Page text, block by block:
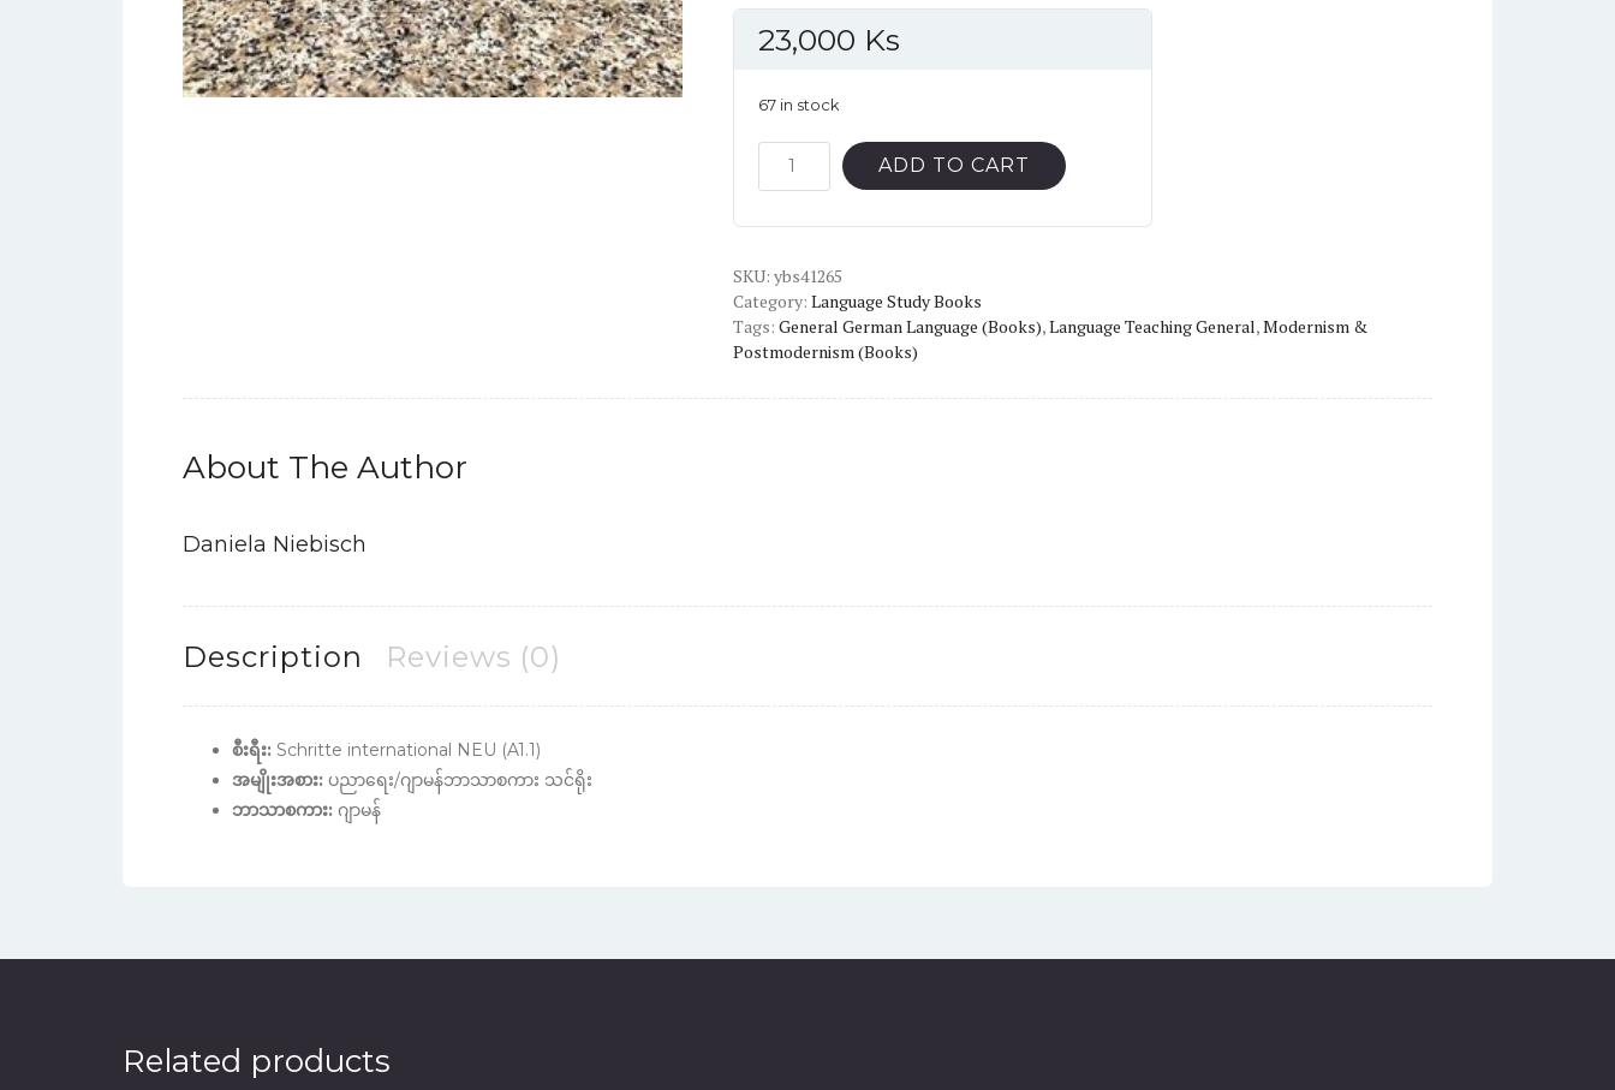
23,000 Ks
67 in stock
Schritte
international
black
and
white
quantity
ADD TO CART
SKU: ybs41265
Category: Language Study Books
Tags: General German Language (Books),Language Teaching General,Modernism &
Postmodernism (Books)
About The Author
Daniela Niebisch
Description Reviews (0)
စီးရီး: Schritte international NEU (A1.1)
အမျိုးအစား: ပညာရေး/ဂျာမန်ဘာသာစကား သင်ရိုး
ဘာသာစကား: ဂျာမန်
Related products